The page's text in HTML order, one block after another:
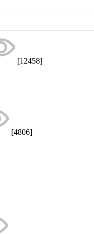
[12458]
[4806]